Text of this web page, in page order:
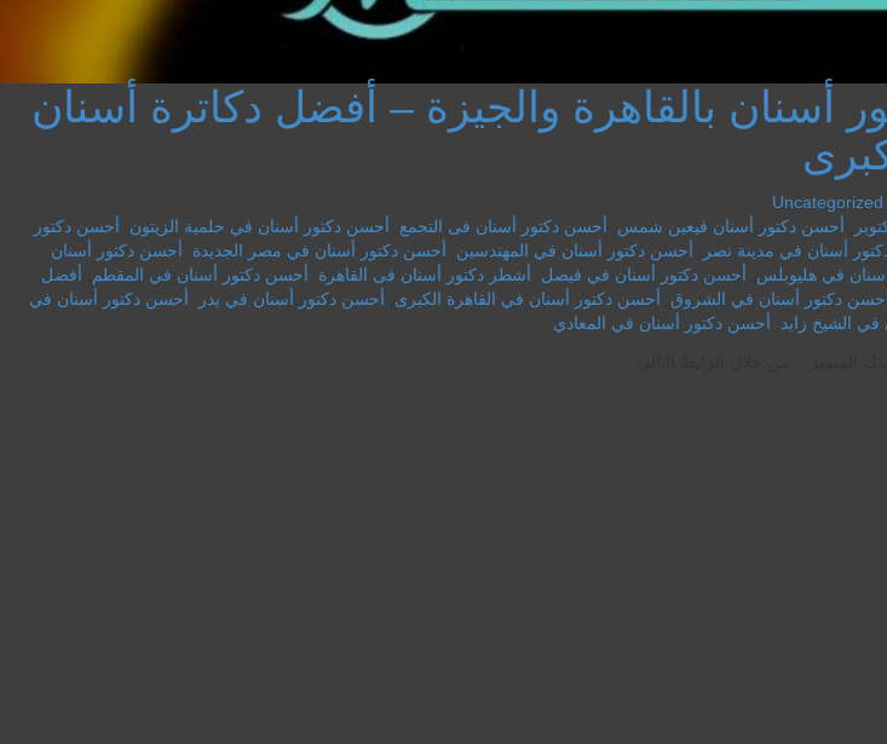
أسنان بالقاهرة والجيزة – أفضل دكاترة أسنان
Uncategorized
أحسن دكتور أسنان فيعين شمس أحسن دكتور أسنان فى التجمع أحسن دكتور أسنان في حلمية الزيتون
أحسن دكتور
أسنان في مدينة نصر أحسن دكتور أسنان في المهندسين أحسن دكتور أسنان في مصر الجديدة
أحسن دكتور أسنان
في هليوبلس أحسن دكتور أسنان في فيصل أشطر دكتور أسنان فى القاهرة أحسن دكتور أسنان في المقطم
أفضل
دكتور أسنان في الشروق أحسن دكتور أسنان في القاهرة الكبرى أحسن دكتور أسنان في بدر
أحسن دكتور أسنان في
الشيخ زايد
أحسن دكتور أسنان في المعادي